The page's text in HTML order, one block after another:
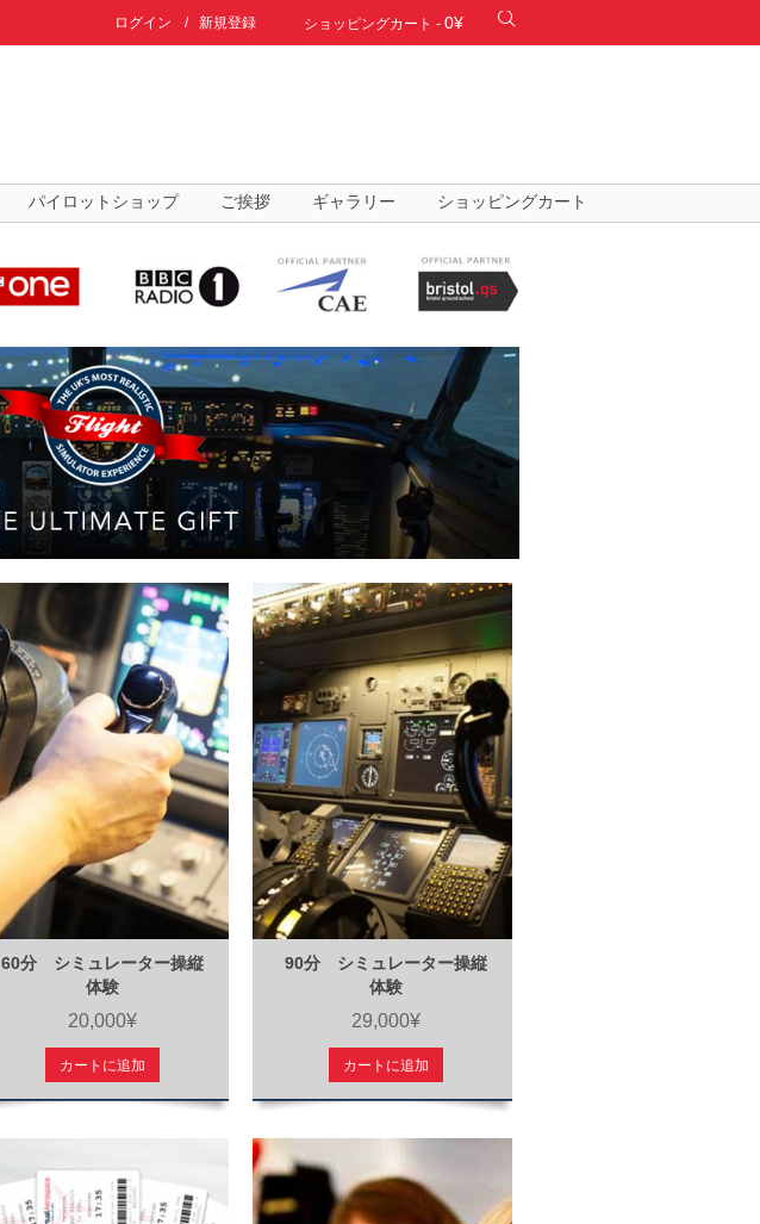
ショッピングカート - 0¥
ログイン / 新規登録
パイロットショップ ご挨拶 ギャラリー ショッピングカート
60分 シミュレーター操縦
体験
20,000¥
カートに追加
90分 シミュレーター操縦
体験
29,000¥
カートに追加